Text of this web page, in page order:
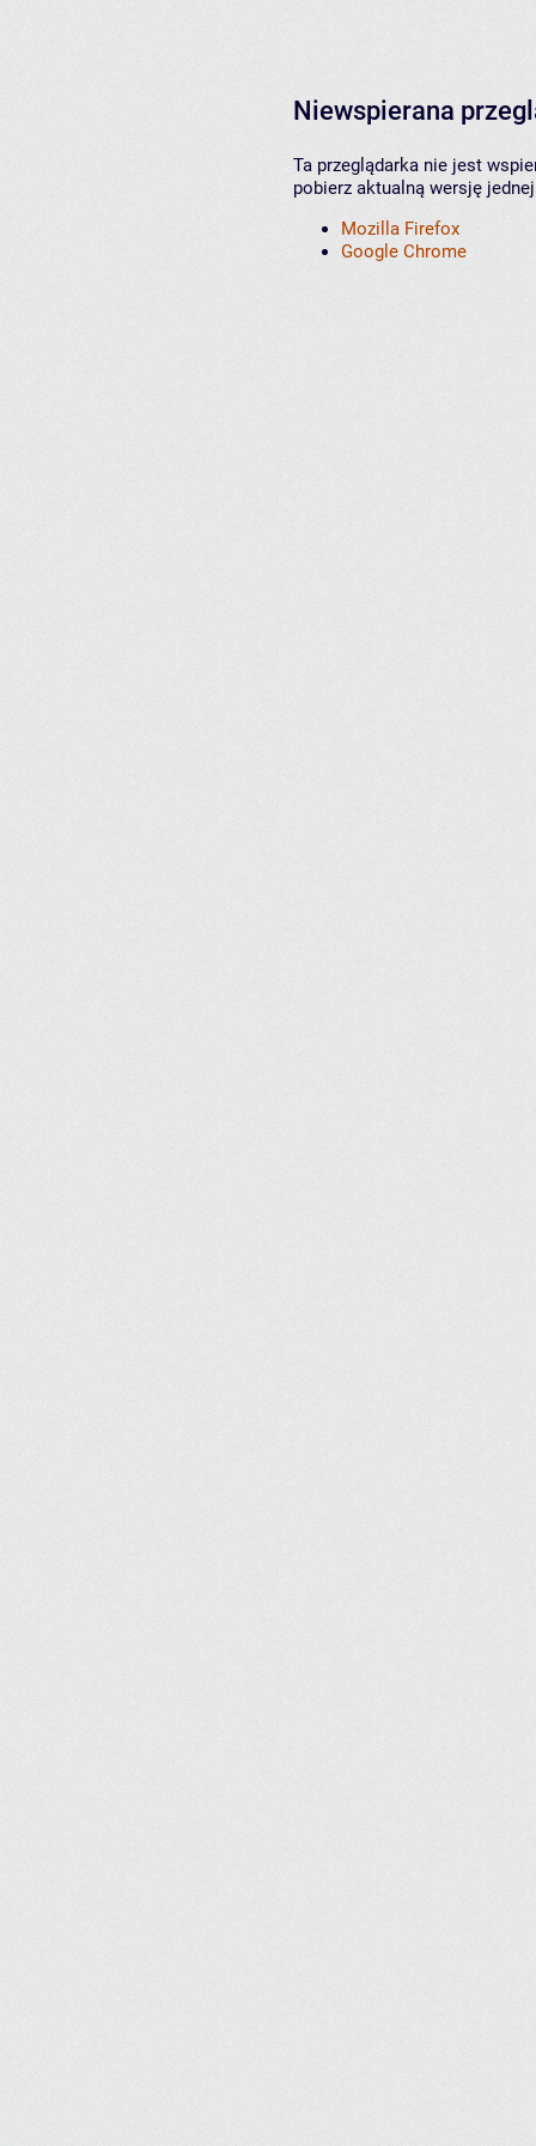
Niewspierana
Ta przeglądarka nie jest
pobierz aktualną wersję
Mozilla Firefox
Google Chrome